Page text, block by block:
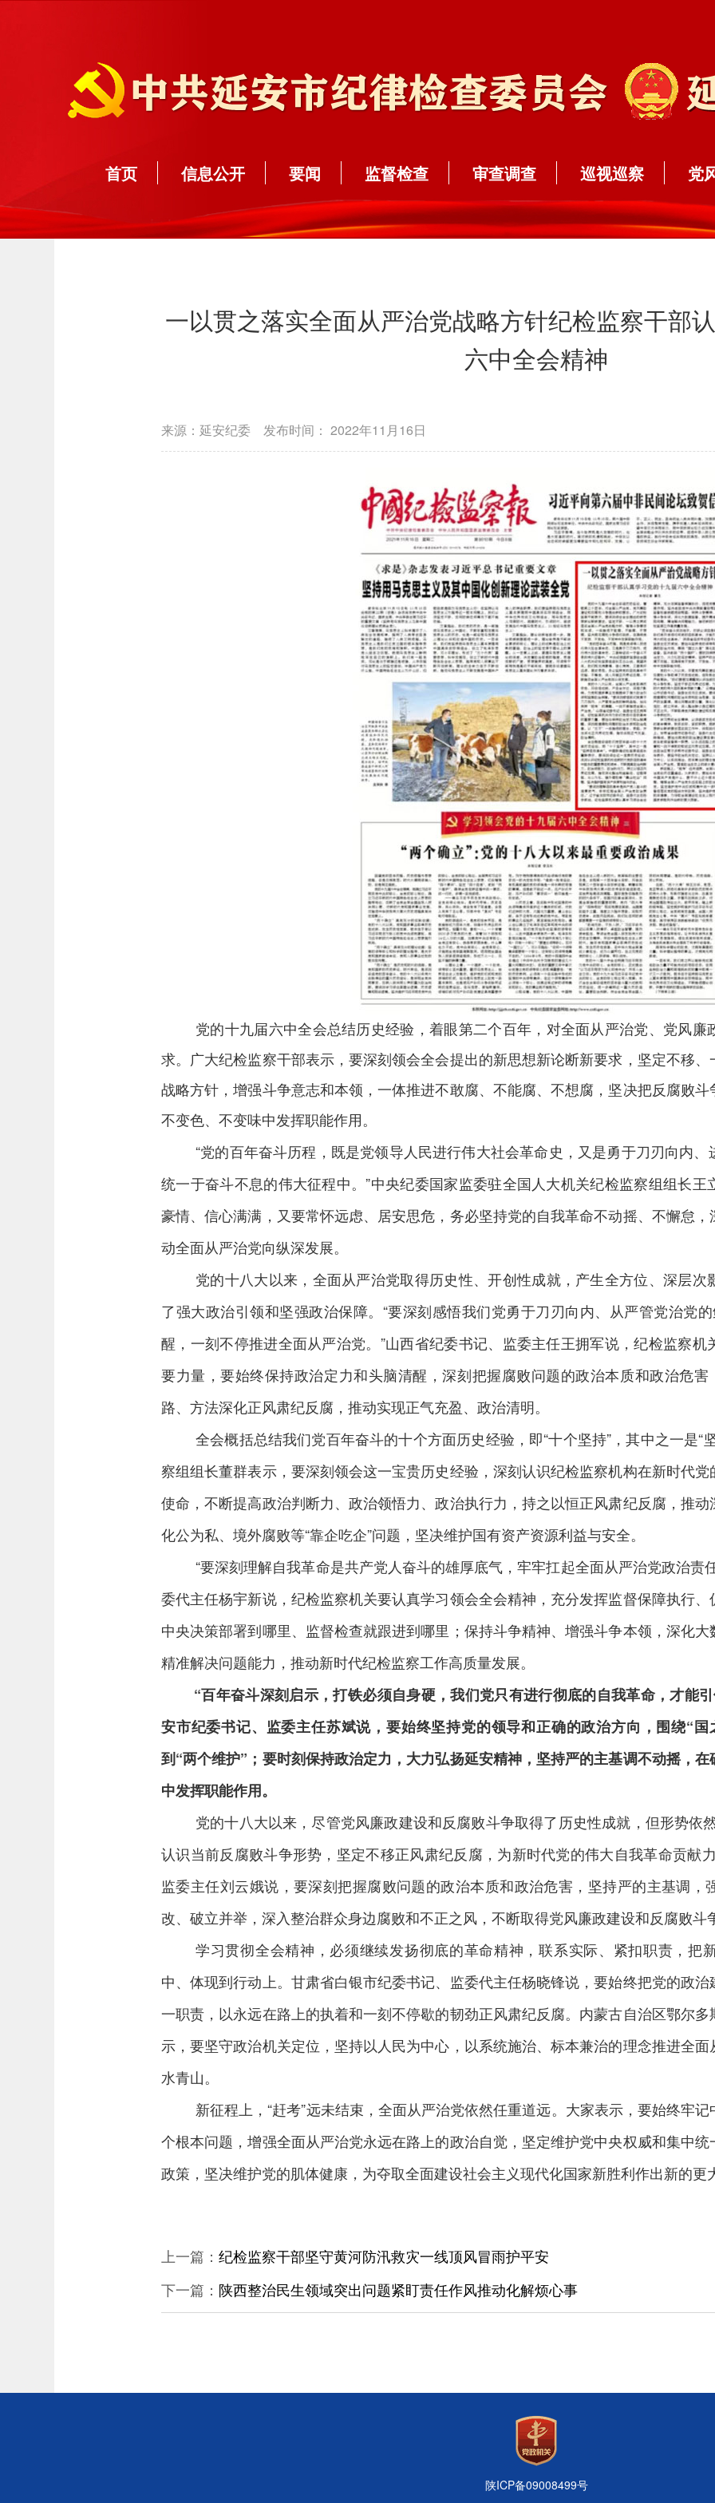
首页 信息公开 要闻 监督检查 审查调查 巡视巡察 党
一以贯之落实全面从严治党战略方针纪检监察干部
六中全会精神
来源：延安纪委 发布时间： 2022年11月16日
党的十九届六中全会总结历史经验，着眼第二个百年，对全面从严治党、党风廉
求。广大纪检监察干部表示，要深刻领会全会提出的新思想新论断新要求，坚定不移
战略方针，增强斗争意志和本领，一体推进不敢腐、不能腐、不想腐，坚决把反腐败
不变色、不变味中发挥职能作用。
“党的百年奋斗历程，既是党领导人民进行伟大社会革命史，又是勇于刀刃向内
统一于奋斗不息的伟大征程中。”中央纪委国家监委驻全国人大机关纪检监察组组长
豪情、信心满满，又要常怀远虑、居安思危，务必坚持党的自我革命不动摇、不懈怠
动全面从严治党向纵深发展。
党的十八大以来，全面从严治党取得历史性、开创性成就，产生全方位、深层
了强大政治引领和坚强政治保障。“要深刻感悟我们党勇于刀刃向内、从严管党治党
醒，一刻不停推进全面从严治党。”山西省纪委书记、监委主任王拥军说，纪检监察
要力量，要始终保持政治定力和头脑清醒，深刻把握腐败问题的政治本质和政治危害
路、方法深化正风肃纪反腐，推动实现正气充盈、政治清明。
全会概括总结我们党百年奋斗的十个方面历史经验，即“十个坚持”，其中之一是“
察组组长董群表示，要深刻领会这一宝贵历史经验，深刻认识纪检监察机构在新时代
使命，不断提高政治判断力、政治领悟力、政治执行力，持之以恒正风肃纪反腐，推
化公为私、境外腐败等“靠企吃企”问题，坚决维护国有资产资源利益与安全。
“要深刻理解自我革命是共产党人奋斗的雄厚底气，牢牢扛起全面从严治党政治责
委代主任杨宇新说，纪检监察机关要认真学习领会全会精神，充分发挥监督保障执行
中央决策部署到哪里、监督检查就跟进到哪里；保持斗争精神、增强斗争本领，深化
精准解决问题能力，推动新时代纪检监察工作高质量发展。
“百年奋斗深刻启示，打铁必须自身硬，我们党只有进行彻底的自我革命，才能
安市纪委书记、监委主任苏斌说，要始终坚持党的领导和正确的政治方向，围绕“
到“两个维护”；要时刻保持政治定力，大力弘扬延安精神，坚持严的主基调不动摇，
中发挥职能作用。
党的十八大以来，尽管党风廉政建设和反腐败斗争取得了历史性成就，但形势依
认识当前反腐败斗争形势，坚定不移正风肃纪反腐，为新时代党的伟大自我革命贡献
监委主任刘云娥说，要深刻把握腐败问题的政治本质和政治危害，坚持严的主基调，
改、破立并举，深入整治群众身边腐败和不正之风，不断取得党风廉政建设和反腐败斗
学习贯彻全会精神，必须继续发扬彻底的革命精神，联系实际、紧扣职责，把
中、体现到行动上。甘肃省白银市纪委书记、监委代主任杨晓锋说，要始终把党的政
一职责，以永远在路上的执着和一刻不停歇的韧劲正风肃纪反腐。内蒙古自治区鄂尔
示，要坚守政治机关定位，坚持以人民为中心，以系统施治、标本兼治的理念推进全
水青山。
新征程上，“赶考”远未结束，全面从严治党依然任重道远。大家表示，要始终牢
个根本问题，增强全面从严治党永远在路上的政治自觉，坚定维护党中央权威和集中
政策，坚决维护党的肌体健康，为夺取全面建设社会主义现代化国家新胜利作出新的更
上一篇： 纪检监察干部坚守黄河防汛救灾一线顶风冒雨护平安
下一篇： 陕西整治民生领域突出问题紧盯责任作风推动化解烦心事
陕ICP备09008499号